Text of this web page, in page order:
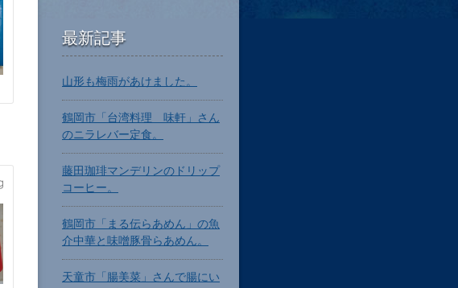
最新記事
山形も梅雨があけました。
鶴岡市「台湾料理 味軒」さん
のニラレバー定食。
藤田珈琲マンデリンのドリップ
コーヒー。
鶴岡市「まる伝らあめん」の魚
介中華と味噌豚骨らあめん。
天童市「腸美菜」さんで腸にい